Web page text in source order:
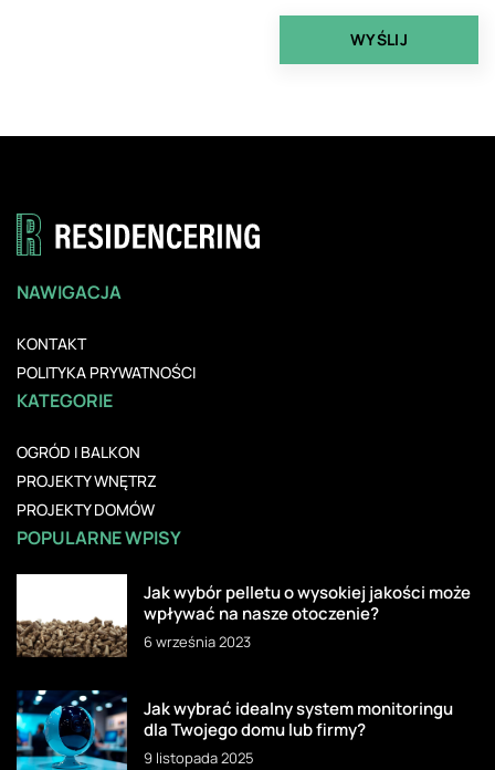
NAWIGACJA
KONTAKT
POLITYKA PRYWATNOŚCI
KATEGORIE
OGRÓD I BALKON
PROJEKTY WNĘTRZ
PROJEKTY DOMÓW
POPULARNE WPISY
Jak wybór pelletu o wysokiej jakości może
wpływać na nasze otoczenie?
6 września 2023
Jak wybrać idealny system monitoringu
dla Twojego domu lub firmy?
9 listopada 2025